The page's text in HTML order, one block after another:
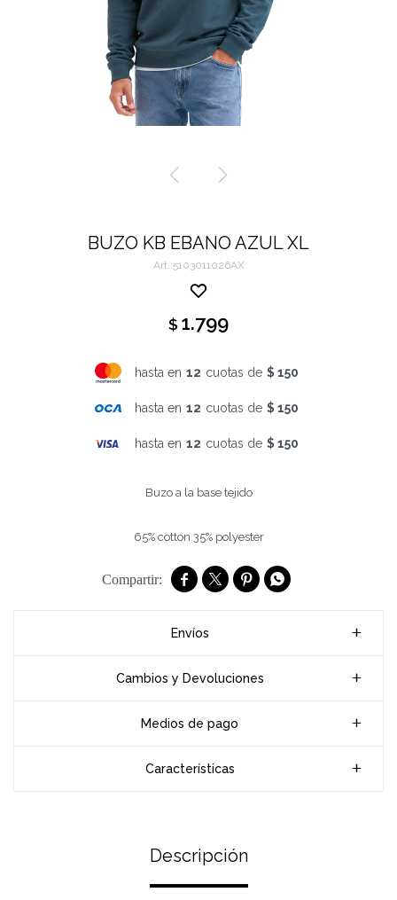
BUZO KB EBANO AZUL XL
5103011026AX
$ 1.799
hasta en 12 cuotas de $ 150
hasta en 12 cuotas de $ 150
hasta en 12 cuotas de $ 150
Buzo a la base tejido
65% cotton 35% polyester
   
Envíos
Cambios y Devoluciones
Medios de pago
Características
Descripción